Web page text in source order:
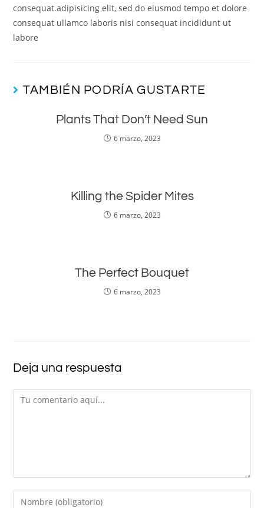
consequat.adipisicing elit, sed do eiusmod tempo et dolore
consequat ullamco laboris nisi consequat incididunt ut
labore
TAMBIÉN PODRÍA GUSTARTE
Plants That Don’t Need Sun
6 marzo, 2023
Killing the Spider Mites
6 marzo, 2023
The Perfect Bouquet
6 marzo, 2023
Deja una respuesta